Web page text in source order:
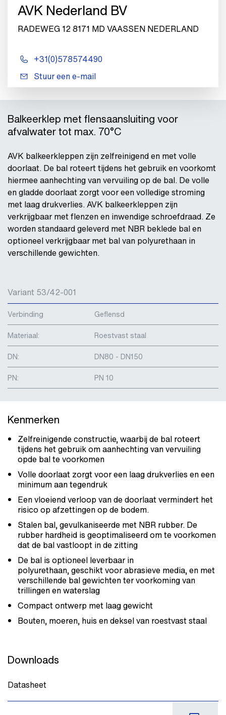
AVK Nederland BV
RADEWEG 12 8171 MD VAASSEN NEDERLAND
+31(0)578574490
Stuur een e-mail
Balkeerklep met flensaansluiting voor
afvalwater tot max. 70°C
AVK balkeerkleppen zijn zelfreinigend en met volle
doorlaat. De bal roteert tijdens het gebruik en voorkomt
hiermee aanhechting van vervuiling op de bal. De volle
en gladde doorlaat zorgt voor een volledige stroming
met laag drukverlies. AVK balkeerkleppen zijn
verkrijgbaar met flenzen en inwendige schroefdraad. Ze
worden standaard geleverd met NBR beklede bal en
optioneel verkrijgbaar met bal van polyurethaan in
verschillende gewichten.
Variant 53/42-001
Verbinding
Geflensd
Materiaal:
Roestvast staal
DN:
DN80 - DN150
PN:
PN 10
Kenmerken
Zelfreinigende constructie, waarbij de bal roteert
tijdens het gebruik om aanhechting van vervuiling
opde bal te voorkomen
Volle doorlaat zorgt voor een laag drukverlies en een
minimum aan tegendruk
Een vloeiend verloop van de doorlaat vermindert het
risico op afzettingen op de bodem.
Stalen bal, gevulkaniseerde met NBR rubber. De
rubber hardheid is geoptimaliseerd om te voorkomen
dat de bal vastloopt in de zitting
De bal is optioneel leverbaar in
polyurethaan, geschikt voor abrasieve media, en met
verschillende bal gewichten ter voorkoming van
trillingen en waterslag
Compact ontwerp met laag gewicht
Bouten, moeren, huis en deksel van roestvast staal
Downloads
Datasheet